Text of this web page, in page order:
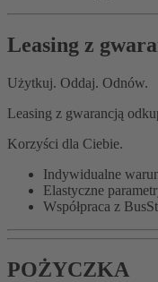
Leasing z
Użytkuj. Oddaj. Odnów.
Leasing z gwarancją
Korzyści dla Ciebie.
Indywidualne
Elastyczne
Współpraca z
POŻYCZKA